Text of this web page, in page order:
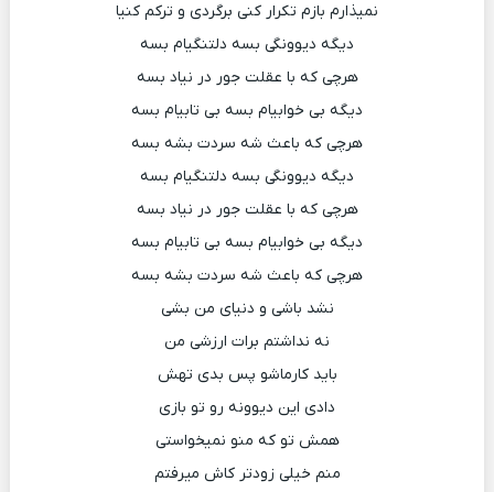
نمیذارم بازم تکرار کنی برگردی و ترکم کنیا
دیگه دیوونگی بسه دلتنگیام بسه
هرچی که با عقلت جور در نیاد بسه
دیگه بی خوابیام بسه بی تابیام بسه
هرچی که باعث شه سردت بشه بسه
دیگه دیوونگی بسه دلتنگیام بسه
هرچی که با عقلت جور در نیاد بسه
دیگه بی خوابیام بسه بی تابیام بسه
هرچی که باعث شه سردت بشه بسه
نشد باشی و دنیای من بشی
نه نداشتم برات ارزشی من
باید کارماشو پس بدی تهش
دادی این دیوونه رو تو بازی
همش تو که منو نمیخواستی
منم خیلی زودتر کاش میرفتم